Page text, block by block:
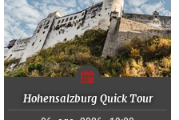
Hohensalzburg Quick Tour